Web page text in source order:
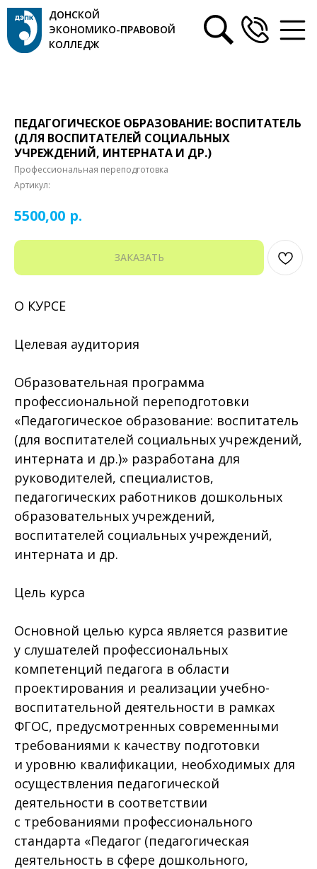
ДОНСКОЙ
ЭКОНОМИКО-ПРАВОВОЙ
КОЛЛЕДЖ
ПЕДАГОГИЧЕСКОЕ ОБРАЗОВАНИЕ: ВОСПИТАТЕЛЬ
(ДЛЯ ВОСПИТАТЕЛЕЙ СОЦИАЛЬНЫХ
УЧРЕЖДЕНИЙ, ИНТЕРНАТА И ДР.)
Профессиональная переподготовка
Артикул:
5500,00 р.
ЗАКАЗАТЬ
О КУРСЕ
Целевая аудитория
Образовательная программа
профессиональной переподготовки
«Педагогическое образование: воспитатель
(для воспитателей социальных учреждений,
интерната и др.)» разработана для
руководителей, специалистов,
педагогических работников дошкольных
образовательных учреждений,
воспитателей социальных учреждений,
интерната и др.
Цель курса
Основной целью курса является развитие
у слушателей профессиональных
компетенций педагога в области
проектирования и реализации учебно-
воспитательной деятельности в рамках
ФГОС, предусмотренных современными
требованиями к качеству подготовки
и уровню квалификации, необходимых для
осуществления педагогической
деятельности в соответствии
с требованиями профессионального
стандарта «Педагог (педагогическая
деятельность в сфере дошкольного,